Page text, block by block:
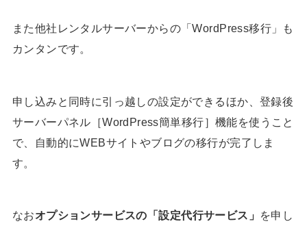
また他社レンタルサーバーからの「WordPress移行」も
カンタンです。
申し込みと同時に引っ越しの設定ができるほか、登録後
サーバーパネル［WordPress簡単移行］機能を使うこと
で、自動的にWEBサイトやブログの移行が完了しま
す。
なおオプションサービスの「設定代行サービス」
を申し